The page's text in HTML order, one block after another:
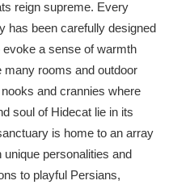
reign supreme. Every
has been carefully designed
evoke a sense of warmth
many rooms and outdoor
and crannies where
soul of Hidecat lie in its
is home to an array
personalities and
to playful Persians,